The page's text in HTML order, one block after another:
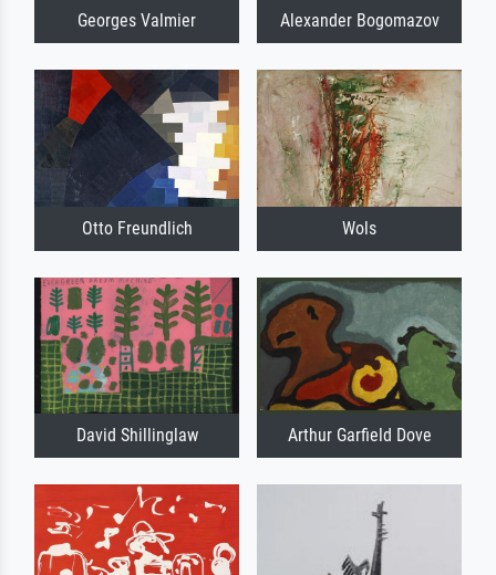
Georges Valmier Alexander Bogomazov
Otto Freundlich Wols
David Shillinglaw Arthur Garfield Dove